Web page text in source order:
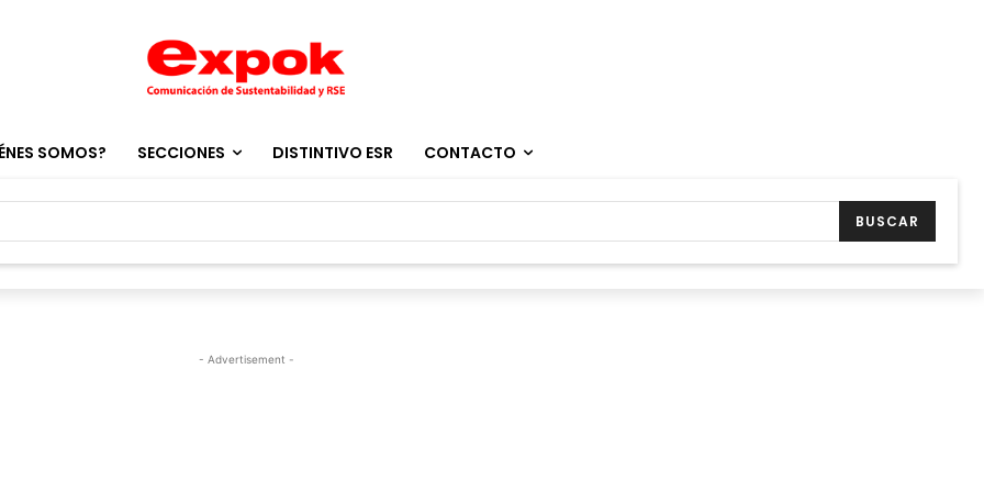
SOMOS? SECCIONES DISTINTIVO ESR CONTACTO
BUSCAR
- Advertisement -